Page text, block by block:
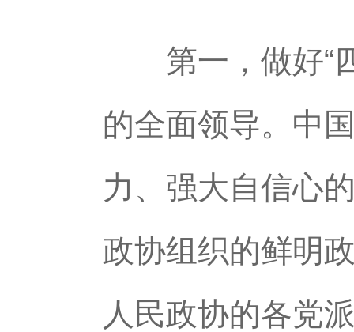
第一，做好“四
的全面领导。中
力、强大自信心
政协组织的鲜明
人民政协的各党